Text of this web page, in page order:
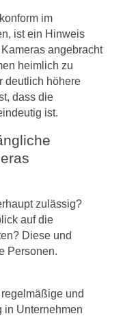
im
ist ein Hinweis
angebracht
heimlich zu
deutlich höhere
dass die
ist.
zulässig?
auf die
Diese und
Personen.
und
in Unternehmen